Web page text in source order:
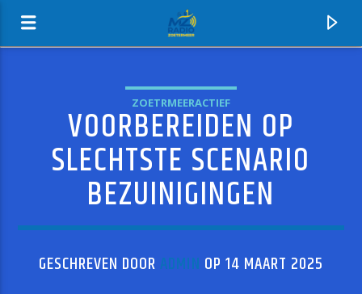
MZ-RADIO
ZOETRMEERACTIEF
VOORBEREIDEN OP
SLECHTSTE SCENARIO
BEZUINIGINGEN
GESCHREVEN DOOR ADMIN OP 14 MAART 2025